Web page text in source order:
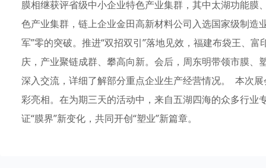
膜相继获评省级中小企业特色产业集群，其中太湖功能
色产业集群，链上企业金田高新材料公司入选国家级制造
军”零的突破。推进“双招双引”落地见效，福建布袋王、
庆，产业聚链成群、攀高向新。会后，周东明带领市膜
深入交流，详细了解部分重点企业生产经营情况。 本次
彩亮相。在为期三天的活动中，来自五湖四海的众多行
证“膜界”新变化，共同开创“塑业”新篇章。